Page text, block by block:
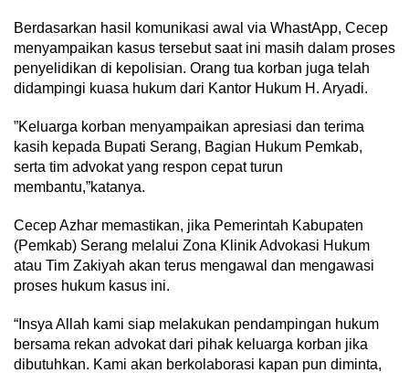
Berdasarkan hasil komunikasi awal via WhastApp, Cecep
menyampaikan kasus tersebut saat ini masih dalam proses
penyelidikan di kepolisian. Orang tua korban juga telah
didampingi kuasa hukum dari Kantor Hukum H. Aryadi.
”Keluarga korban menyampaikan apresiasi dan terima
kasih kepada Bupati Serang, Bagian Hukum Pemkab,
serta tim advokat yang respon cepat turun
membantu,”katanya.
Cecep Azhar memastikan, jika Pemerintah Kabupaten
(Pemkab) Serang melalui Zona Klinik Advokasi Hukum
atau Tim Zakiyah akan terus mengawal dan mengawasi
proses hukum kasus ini.
“Insya Allah kami siap melakukan pendampingan hukum
bersama rekan advokat dari pihak keluarga korban jika
dibutuhkan. Kami akan berkolaborasi kapan pun diminta,